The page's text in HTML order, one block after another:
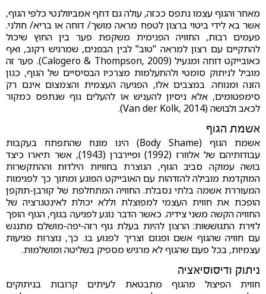
מאחר והגוף עצמו נתפס ככזה, עולה גם דחף אמביוולנטי כלפי הגוף,
אשר בא לידי ביטוי ברצון לטפח מראה מושך/ דוחה או בריא/ חולני.
פעמים רבות, החוויה הפנימית משקפת פער בין החוץ שיכול
להתקיים עם רצון למראה "טוב" לבין הבפנים, שמרגיש רקוב, ואף
כאובייקט דוחה ומגעיל (Calogero & Thompson, 2009). פער זה
מוביל לניתוק סומטי ולהתעלמות מצרכיו הבסיסיים של הגוף, כגון
הזנה ומנוחה. במצבים אלו, הפגיעה העצמית והצמצום אינם רק
סימפטומים, אלא ניסיון להעניש או להעלים גוף שנתפס כמקור
לכאב ולבושה (Van der Kolk, 2014).
אשמת הגוף
אשמת הגוף (Body Shame) הינו מונח שהתפתח בעקבות
עבודותיהם של אלוורז (1992) ופיירברן (1943), אשר תיארו כיצד
בושה עמוקה סביב הגוף, הנוצרת בחוויות הילדות וההתקשרות
המוקדמת מובילה להזדהות עם האובייקט הפוגע ומתוך כך לפגימות
המעוררת אשמה בלתי נסבלת. החוויה המתחלפת של קורבן-תוקפן
הופכת את חווית העצמי למפוצלת וללא יכולת לאינטגרציה של
החוויה הקשה משני צידיה. כאשר הדבר נוגע לפגיעה בגוף, הגוף הופך
לזירת התגוששות: הרצון להיות בעלת גוף רזה-יפה-מושלם מתנגש
עם חוויה שהגוף אשם ופגום וצריך לפגוע בו. כך, נוצרות פגיעות
עצמיות, בכל פעם שהגוף לא מרגיש מספיק בשליטה ומושלמות.
ניתוק ודיסוסיאציה
חווית הפיצול מהגוף מתבטאת לעיתים קרובות בניתוקים